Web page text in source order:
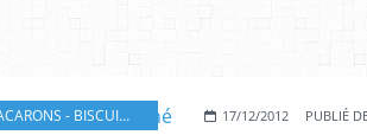
PATISSERIES - MACARONS - BISCUITS 17/12/2012 PUBLIÉ